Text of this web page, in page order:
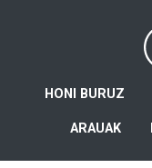
HONI BURUZ
ARAUAK